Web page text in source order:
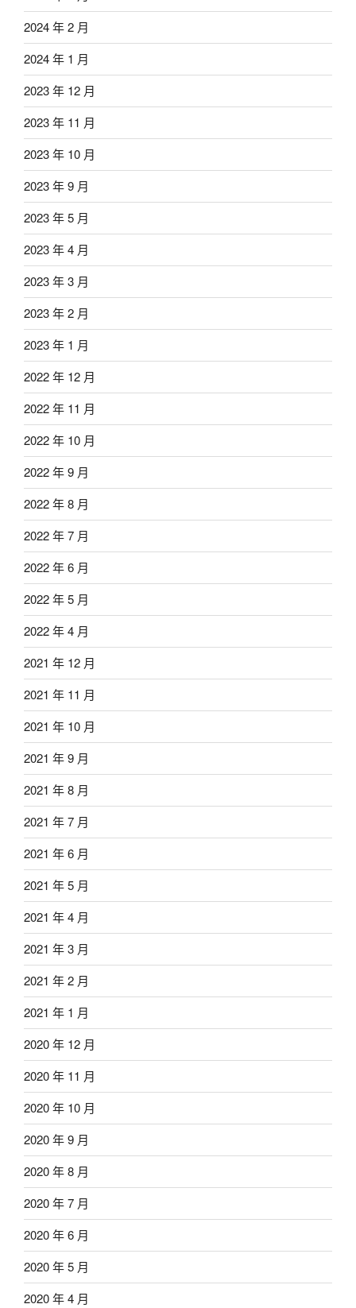
2024 年 2 月
2024 年 1 月
2023 年 12 月
2023 年 11 月
2023 年 10 月
2023 年 9 月
2023 年 5 月
2023 年 4 月
2023 年 3 月
2023 年 2 月
2023 年 1 月
2022 年 12 月
2022 年 11 月
2022 年 10 月
2022 年 9 月
2022 年 8 月
2022 年 7 月
2022 年 6 月
2022 年 5 月
2022 年 4 月
2021 年 12 月
2021 年 11 月
2021 年 10 月
2021 年 9 月
2021 年 8 月
2021 年 7 月
2021 年 6 月
2021 年 5 月
2021 年 4 月
2021 年 3 月
2021 年 2 月
2021 年 1 月
2020 年 12 月
2020 年 11 月
2020 年 10 月
2020 年 9 月
2020 年 8 月
2020 年 7 月
2020 年 6 月
2020 年 5 月
2020 年 4 月